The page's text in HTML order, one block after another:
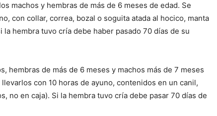
machos y hembras de más de 6 meses de edad. Se
con collar, correa, bozal o soguita atada al hocico, manta
hembra tuvo cría debe haber pasado 70 días de su
hembras de más de 6 meses y machos más de 7 meses
con 10 horas de ayuno, contenidos en un canil,
no en caja). Si la hembra tuvo cría debe pasar 70 días de